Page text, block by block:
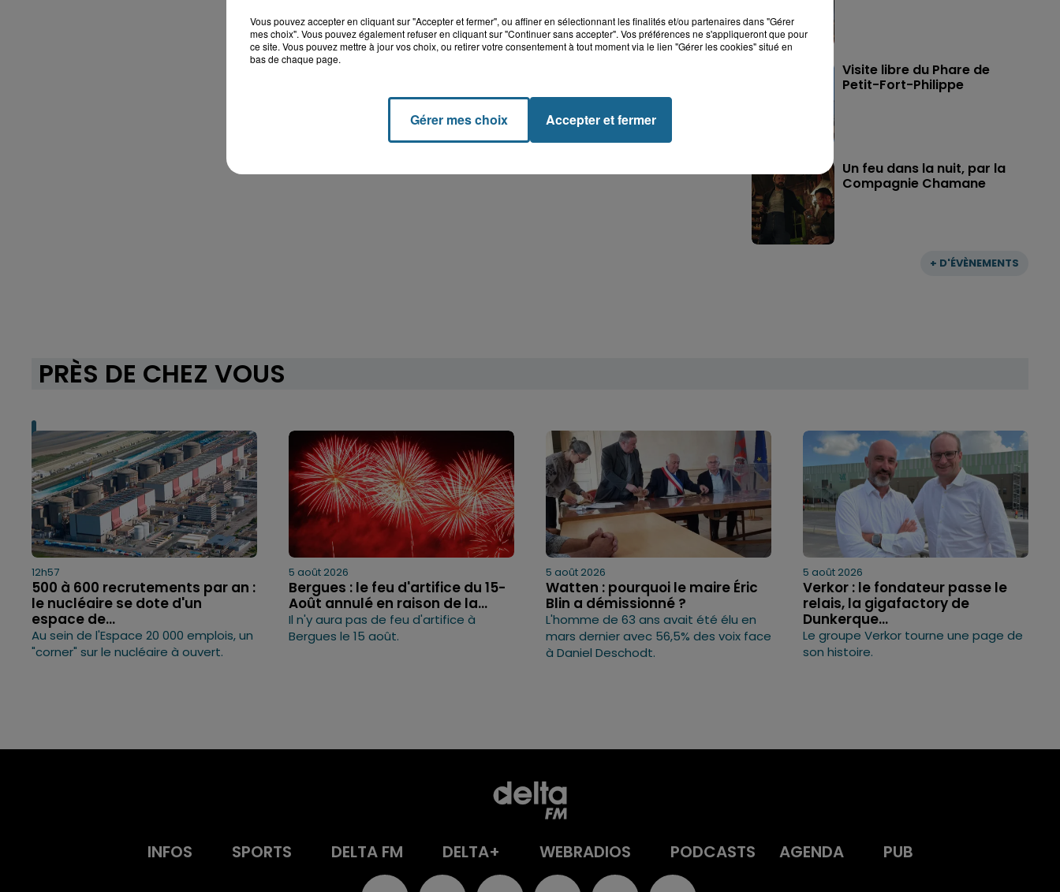
+ D'ÉVÈNEMENTS
Visite libre du Phare de
Petit-Fort-Philippe
Un feu dans la nuit, par la
Compagnie Chamane
PRÈS DE CHEZ VOUS
12h57
500 à 600 recrutements par an :
le nucléaire se dote d'un
espace de...
Au sein de l'Espace 20 000 emplois, un
"corner" sur le nucléaire à ouvert.
5 août 2026
Bergues : le feu d'artifice du 15-
Août annulé en raison de la...
Il n'y aura pas de feu d'artifice à
Bergues le 15 août.
5 août 2026
Watten : pourquoi le maire Éric
Blin a démissionné ?
L'homme de 63 ans avait été élu en
mars dernier avec 56,5% des voix face
à Daniel Deschodt.
5 août 2026
Verkor : le fondateur passe le
relais, la gigafactory de
Dunkerque...
Le groupe Verkor tourne une page de
son histoire.
INFOS SPORTS DELTA FM DELTA+ WEBRADIOS PODCASTS AGENDA PUB
Vous pouvez accepter en cliquant sur "Accepter et fermer", ou affiner en sélectionnant les finalités et/ou partenaires dans "Gérer
mes choix". Vous pouvez également refuser en cliquant sur "Continuer sans accepter". Vos préférences ne s'appliqueront que pour
ce site. Vous pouvez mettre à jour vos choix, ou retirer votre consentement à tout moment via le lien "Gérer les cookies" situé en
bas de chaque page.
Gérer mes choix Accepter et fermer